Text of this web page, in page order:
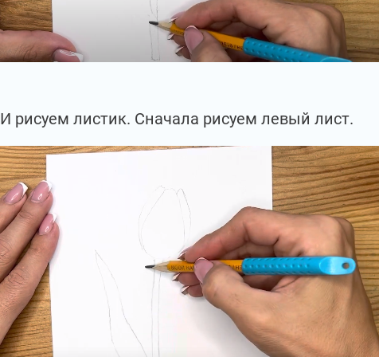
И рисуем листик. Сначала рисуем левый лист.